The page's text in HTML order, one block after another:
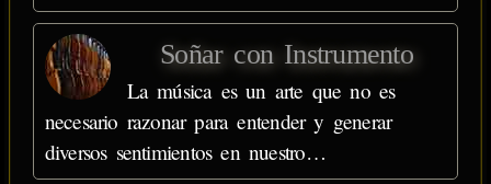
Soñar con Instrumento
La música es un arte que no es
necesario razonar para entender y generar
diversos sentimientos en nuestro…